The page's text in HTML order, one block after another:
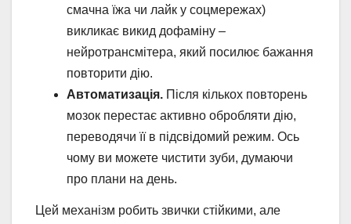
смачна їжа чи лайк у соцмережах)
викликає викид дофаміну –
нейротрансмітера, який посилює бажання
повторити дію.
Автоматизація. Після кількох повторень
мозок перестає активно обробляти дію,
переводячи її в підсвідомий режим. Ось
чому ви можете чистити зуби, думаючи
про плани на день.
Цей механізм робить звички стійкими, але